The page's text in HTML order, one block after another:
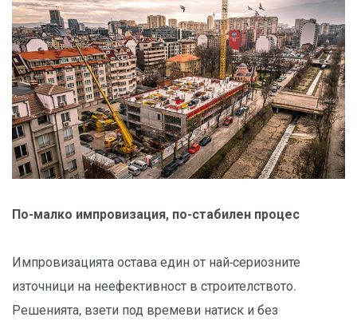
По-малко импровизация, по-стабилен процес
Импровизацията остава един от най-сериозните
източници на неефективност в строителството.
Решенията, взети под времеви натиск и без